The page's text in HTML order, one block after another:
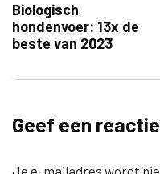
Biologisch
hondenvoer: 13x de
beste van 2023
Geef een reactie
Je e-mailadres wordt